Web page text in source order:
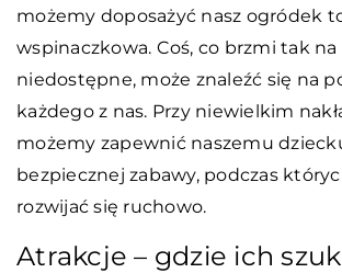
możemy doposażyć nasz ogródek
wspinaczkowa. Coś, co brzmi tak na
niedostępne, może znaleźć się na
każdego z nas. Przy niewielkim
możemy zapewnić naszemu
bezpiecznej zabawy, podczas
rozwijać się ruchowo.
Atrakcje – gdzie ich